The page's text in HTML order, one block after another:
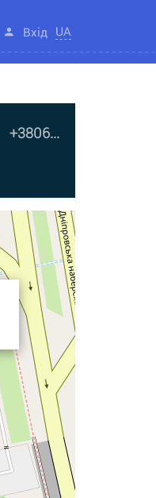
Вхід UA
+3806...